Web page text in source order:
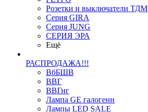
Розетки и выключатели ТДМ
Серия GIRA
Серия JUNG
СЕРИЯ ЭРА
Ещё
РАСПРОДАЖА!!!
ВбБШВ
ВВГ
ВВГнг
Лампа GE галогенн
Лампы LED SALE